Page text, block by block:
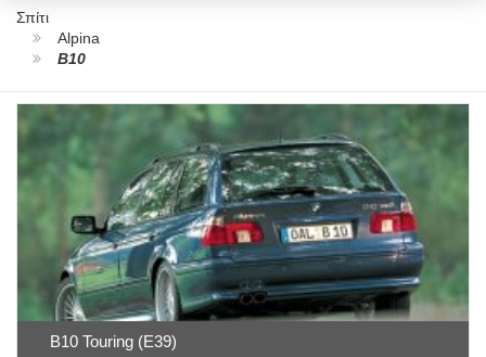
Σπίτι
Alpina
B10
B10 Touring (E39)